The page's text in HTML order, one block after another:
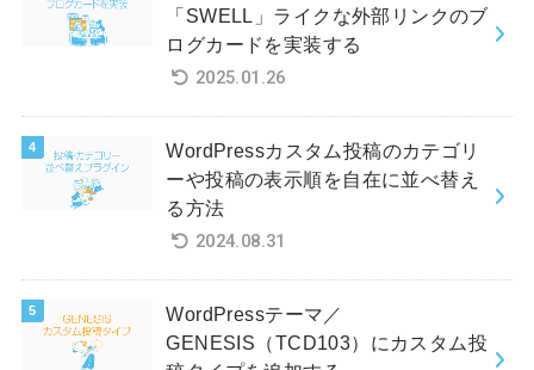
「SWELL」ライクな外部リンクのブ
ログカードを実装する
2025.01.26
WordPressカスタム投稿のカテゴリ
ーや投稿の表示順を自在に並べ替え
る方法
2024.08.31
WordPressテーマ／
GENESIS（TCD103）にカスタム投